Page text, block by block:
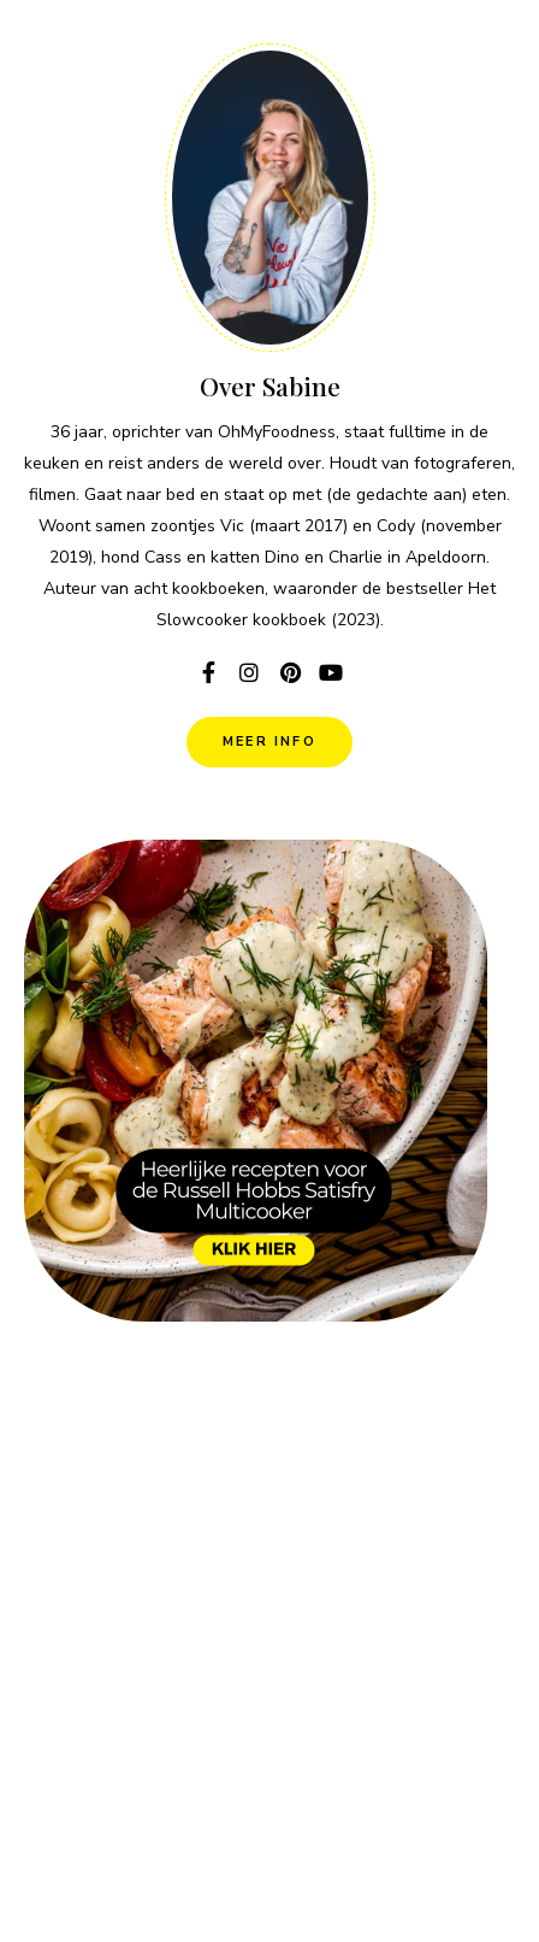
Over Sabine
36 jaar, oprichter van OhMyFoodness, staat fulltime in de
keuken en reist anders de wereld over. Houdt van fotograferen,
filmen. Gaat naar bed en staat op met (de gedachte aan) eten.
Woont samen zoontjes Vic (maart 2017) en Cody (november
2019), hond Cass en katten Dino en Charlie in Apeldoorn.
Auteur van acht kookboeken, waaronder de bestseller Het
Slowcooker kookboek (2023).
MEER INFO